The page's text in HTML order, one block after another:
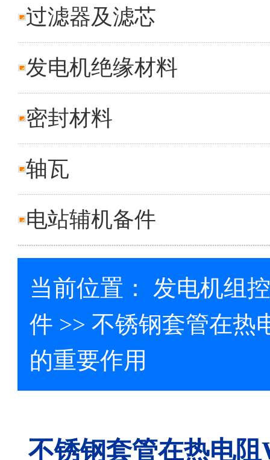
过滤器及滤芯
发电机绝缘材料
密封材料
轴瓦
电站辅机备件
当前位置： 发电机组
件 >> 不锈钢套管在热
的重要作用
不锈钢套管在热电